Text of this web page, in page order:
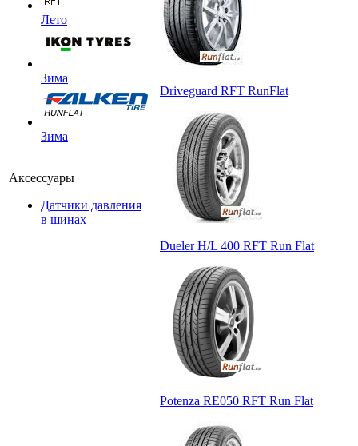
Лето
Зима
Зима
Аксессуары
Датчики давления
в шинах
Driveguard RFT RunFlat
Dueler H/L 400 RFT Run Flat
Potenza RE050 RFT Run Flat